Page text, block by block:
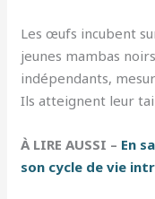
Les œufs incubent
jeunes mambas
indépendants,
Ils atteignent leur
À LIRE AUSSI – En
son cycle de vie